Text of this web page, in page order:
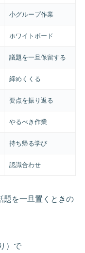
小グループ作業
ホワイトボード
議題を一旦保留する
締めくくる
要点を振り返る
やるべき作業
持ち帰る学び
認識合わせ
題を一旦置くときの
）で